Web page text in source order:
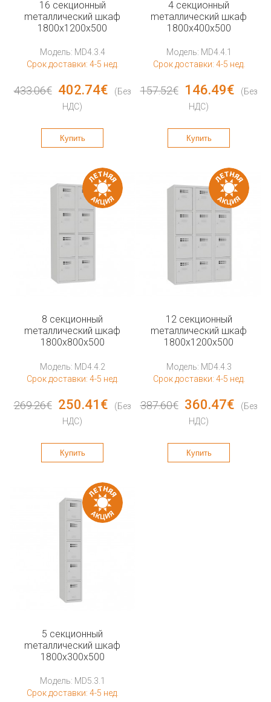
16 секционный
mеталлический шкаф
1800x1200x500
Модель: MD4.3.4
Срок доставки: 4-5 нед.
433.06€ 402.74€
(Без
НДС)
Купить
4 секционный
mеталлический шкаф
1800x400x500
Модель: MD4.4.1
Срок доставки: 4-5 нед.
157.52€ 146.49€
(Без
НДС)
Купить
8 секционный
mеталлический шкаф
1800x800x500
Модель: MD4.4.2
Срок доставки: 4-5 нед.
269.26€ 250.41€
(Без
НДС)
Купить
12 секционный
mеталлический шкаф
1800x1200x500
Модель: MD4.4.3
Срок доставки: 4-5 нед.
387.60€ 360.47€
(Без
НДС)
Купить
5 секционный
mеталлический шкаф
1800x300x500
Модель: MD5.3.1
Срок доставки: 4-5 нед.